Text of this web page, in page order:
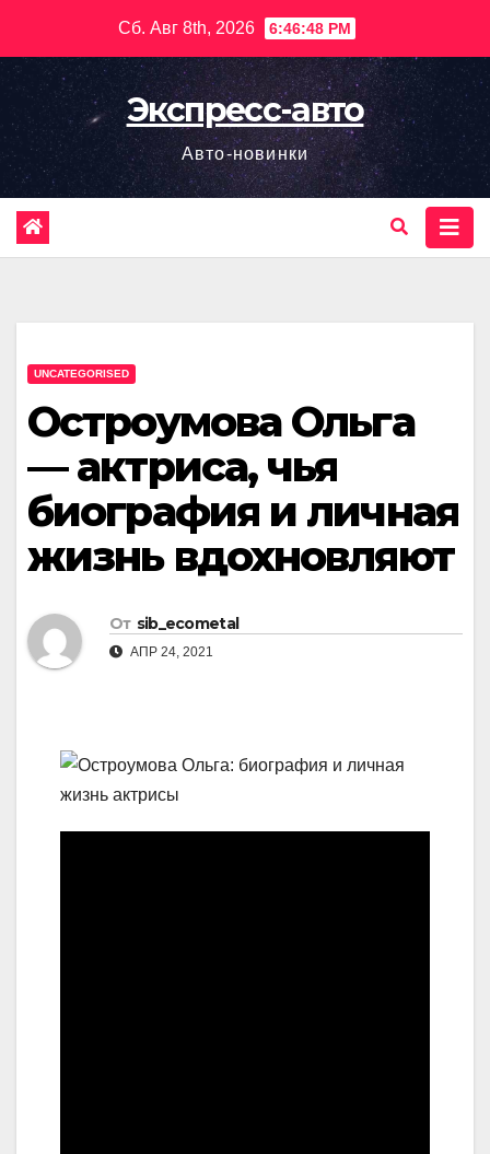
содержимому
Сб. Авг 8th, 2026 6:46:49 PM
Экспресс-авто
Авто-новинки
UNCATEGORISED
Остроумова Ольга
— актриса, чья
биография и личная
жизнь вдохновляют
От sib_ecometal
АПР 24, 2021